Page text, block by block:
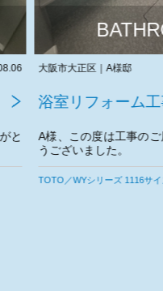
2026.08.05
事
ご用命を頂きありがと
いたします。
イズ Tタイプ
大阪
浴
T様
今後